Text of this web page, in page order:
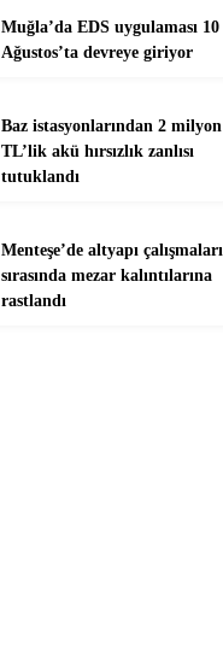
Muğla’da EDS uygulaması 10
Ağustos’ta devreye giriyor
Baz istasyonlarından 2 milyon
TL’lik akü hırsızlık zanlısı
tutuklandı
Menteşe’de altyapı çalışmaları
sırasında mezar kalıntılarına
rastlandı